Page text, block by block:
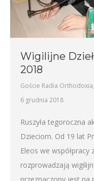
Wigilijne
2018
Goście Radia Orthodoxia,
6 grudnia 2018
Ruszyła tegoroczna
Dzieciom. Od 19 lat
Eleos we
rozprowadzają